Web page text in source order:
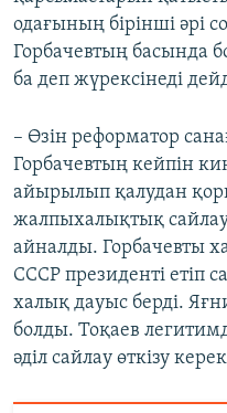
одағының бірінші әрі
Горбачевтың басында
ба деп жүрексінеді
– Өзін реформатор
Горбачевтың кейпін
айырылып қалудан
жалпыхалықтық
айналды. Горбачевты
СССР президенті етіп
халық дауыс берді.
болды. Тоқаев
әділ сайлау өткізу